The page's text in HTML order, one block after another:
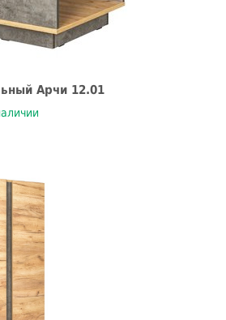
Арчи 12.01